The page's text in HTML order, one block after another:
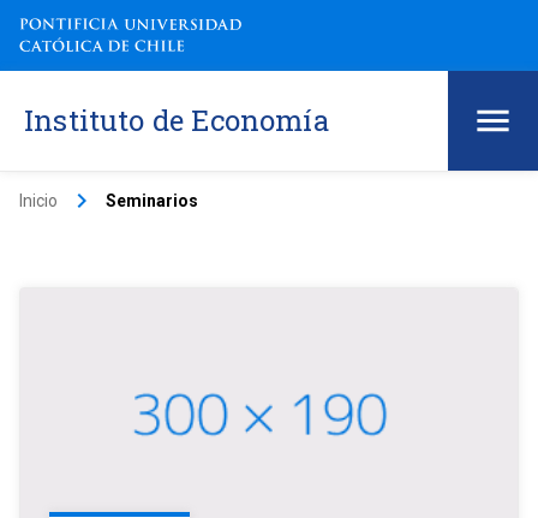
Instituto de Economía
Inicio keyboard_arrow_right Seminarios